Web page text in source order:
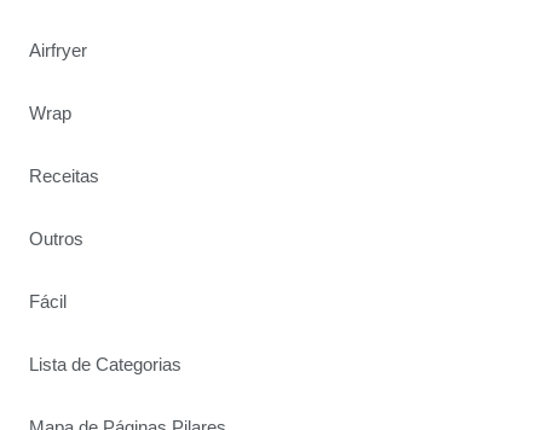
Airfryer
Wrap
Receitas
Outros
Fácil
Lista de Categorias